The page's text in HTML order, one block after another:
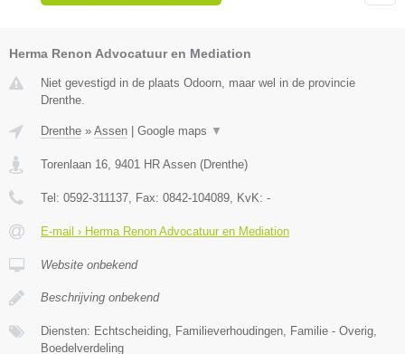
Herma Renon Advocatuur en Mediation
Niet gevestigd in de plaats Odoorn, maar wel in de provincie
Drenthe.
Drenthe » Assen Google maps ▼
Torenlaan 16 9401 HR Assen (Drenthe)
Tel: 0592-311137 , Fax: 0842-104089 , KvK: -
E-mail › Herma Renon Advocatuur en Mediation
Website onbekend
Beschrijving onbekend
Diensten: Echtscheiding, Familieverhoudingen, Familie - Overig,
Boedelverdeling